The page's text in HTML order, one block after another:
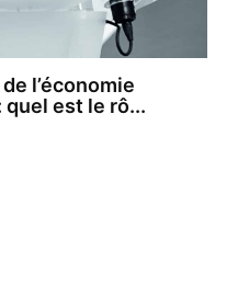
l’économie
est le rô...